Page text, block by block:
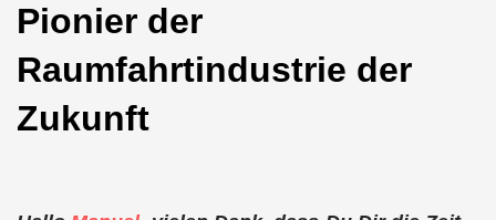
Pionier der
Raumfahrtindustrie der
Zukunft